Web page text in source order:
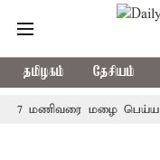
தமிழகம் தேசியம்
மழை பெய்ய வாய்ப்பு